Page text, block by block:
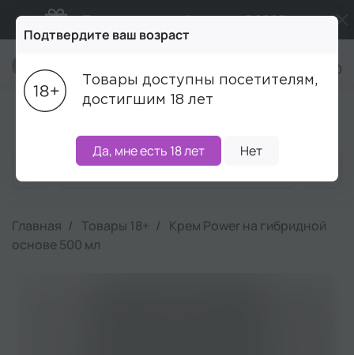
Подарки в каждый заказ от 5 000₽
Бесплатная доставка от 5 000₽
+7 (495) 215-16-00
Блог Акции Бренды
Главная Товары 18+
Крем Power на гибридной
основе 500 мл
Подтвердите ваш возраст
Товары доступны посетителям,
достигшим 18 лет
Да, мне есть 18 лет Нет